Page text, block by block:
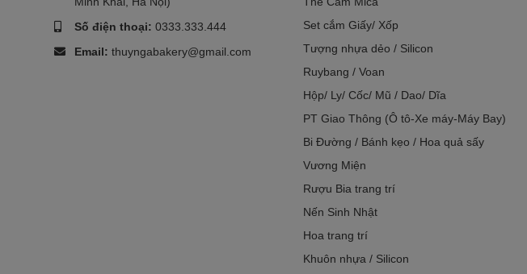
Số điện thoại: 0333.333.444
Email: thuyngabakery@gmail.com
Set cắm Giấy/ Xốp
Tượng nhựa dẻo / Silicon
Ruybang / Voan
Hộp/ Ly/ Cốc/ Mũ / Dao/ Dĩa
PT Giao Thông (Ô tô-Xe máy-Máy Bay)
Bi Đường / Bánh kẹo / Hoa quả sấy
Vương Miện
Rượu Bia trang trí
Nến Sinh Nhật
Hoa trang trí
Khuôn nhựa / Silicon